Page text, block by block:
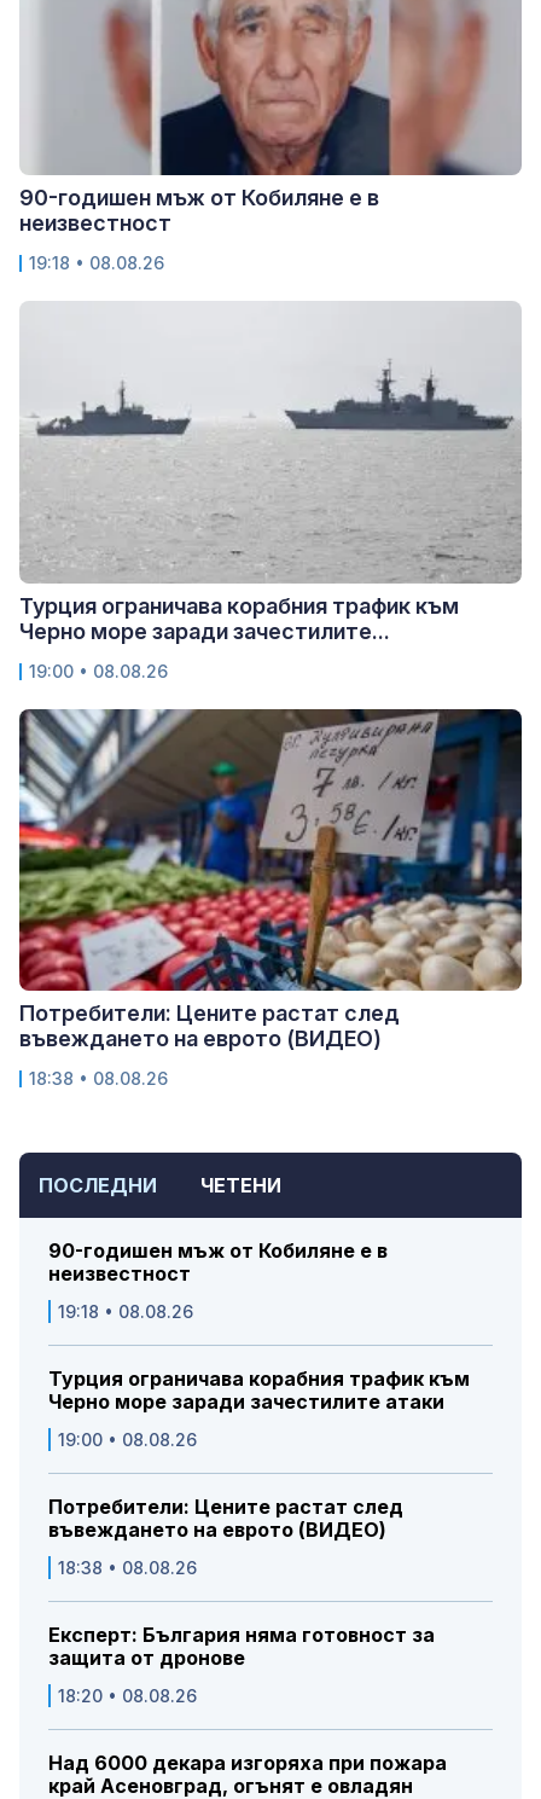
ПОСЛЕДНИ ЧЕТЕНИ
90-годишен мъж от Кобиляне е в
неизвестност
19:18 • 08.08.26
Турция ограничава корабния трафик към
Черно море заради зачестилите атаки
19:00 • 08.08.26
Потребители: Цените растат след
въвеждането на еврото (ВИДЕО)
18:38 • 08.08.26
Експерт: България няма готовност за
защита от дронове
18:20 • 08.08.26
Над 6000 декара изгоряха при пожара
край Асеновград, огънят е овладян
90-годишен мъж от Кобиляне е в
неизвестност
19:18 • 08.08.26
Турция ограничава корабния трафик към
Черно море заради зачестилите...
19:00 • 08.08.26
Потребители: Цените растат след
въвеждането на еврото (ВИДЕО)
18:38 • 08.08.26